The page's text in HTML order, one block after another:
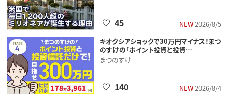
NEW2026/8/5
45
キオクシアショックで30万円マイナス！まつ
のすけの「ポイント投資と投資…
まつのすけ
NEW2026/8/4
140